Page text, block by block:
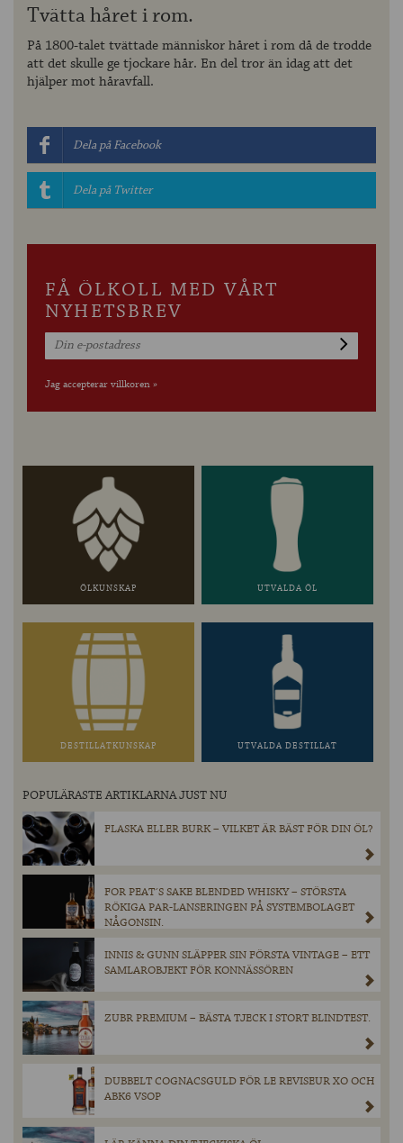
Tvätta håret i rom.
På 1800-talet tvättade människor håret i rom då de trodde
att det skulle ge tjockare hår. En del tror än idag att det
hjälper mot håravfall.
Dela på Facebook
Dela på Twitter
FÅ ÖLKOLL MED VÅRT
NYHETSBREV
Jag accepterar villkoren »
ÖLKUNSKAP UTVALDA ÖL
DESTILLATKUNSKAP UTVALDA DESTILLAT
POPULÄRASTE ARTIKLARNA JUST NU
FLASKA ELLER BURK – VILKET ÄR BÄST FÖR DIN ÖL?
FOR PEAT´S SAKE BLENDED WHISKY – STÖRSTA
RÖKIGA PAR-LANSERINGEN PÅ SYSTEMBOLAGET
NÅGONSIN.
INNIS & GUNN SLÄPPER SIN FÖRSTA VINTAGE – ETT
SAMLAROBJEKT FÖR KONNÄSSÖREN
ZUBR PREMIUM – BÄSTA TJECK I STORT BLINDTEST.
DUBBELT COGNACSGULD FÖR LE REVISEUR XO OCH
ABK6 VSOP